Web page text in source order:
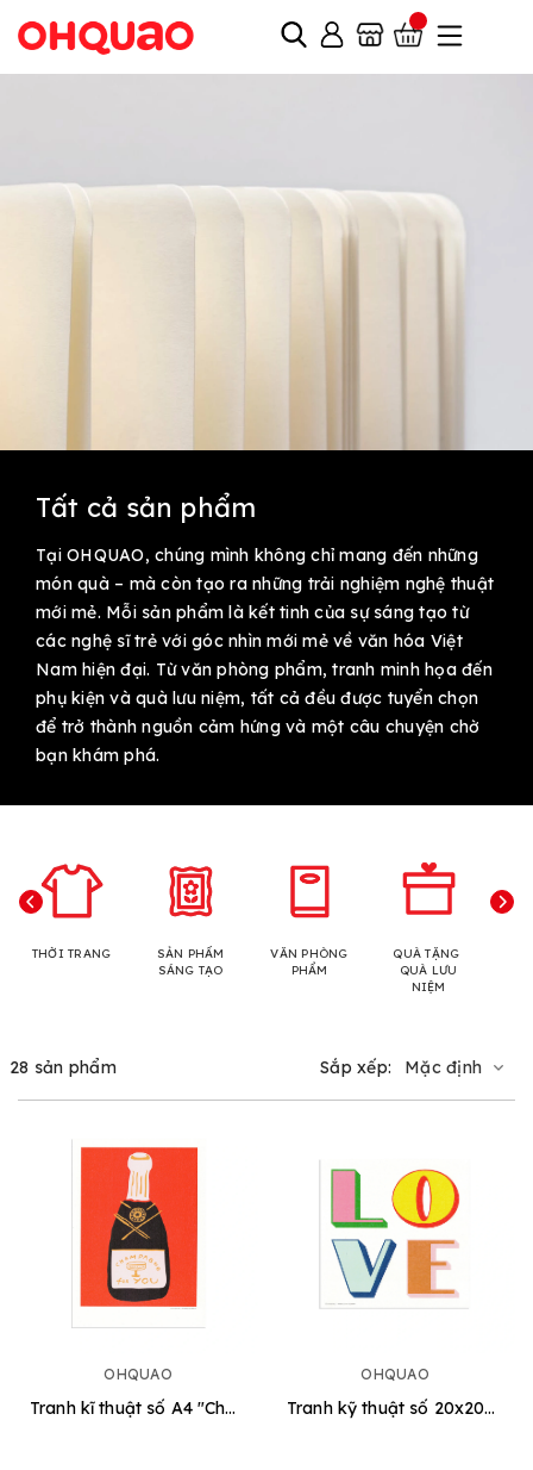
Tất cả sản phẩm
Tại OHQUAO, chúng mình không chỉ mang đến những
món quà – mà còn tạo ra những trải nghiệm nghệ thuật
mới mẻ. Mỗi sản phẩm là kết tinh của sự sáng tạo từ
các nghệ sĩ trẻ với góc nhìn mới mẻ về văn hóa Việt
Nam hiện đại. Từ văn phòng phẩm, tranh minh họa đến
phụ kiện và quà lưu niệm, tất cả đều được tuyển chọn
để trở thành nguồn cảm hứng và một câu chuyện chờ
bạn khám phá.
THỜI TRANG
SẢN PHẨM
SÁNG TẠO
VĂN PHÒNG
PHẨM
QUÀ TẶNG
QUÀ LƯU
NIỆM
28 sản phẩm Sắp xếp: Mặc định
OHQUAO
Tranh kĩ thuật số A4 "Champagne For You"
OHQUAO
Tranh kỹ thuật số 20x20cm "LOVE" typo